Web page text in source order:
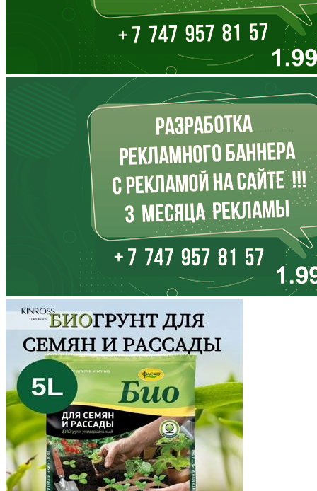
Забайкальский край
Запорожская область
Ивановская область
Иркутская область
Кабардино-Балкария
Калининградская область
Калмыкия
Калужская область
Камчатский край
Карачаево-Черкесия
Карелия
Кемеровская область
Кировская область
Коми
Корякский округ
Костромская область
Краснодарский край